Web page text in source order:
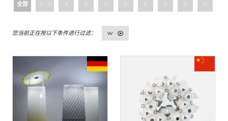
全部
W